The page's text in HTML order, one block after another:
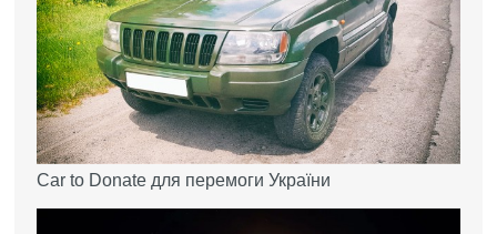
Car to Donate для перемоги України